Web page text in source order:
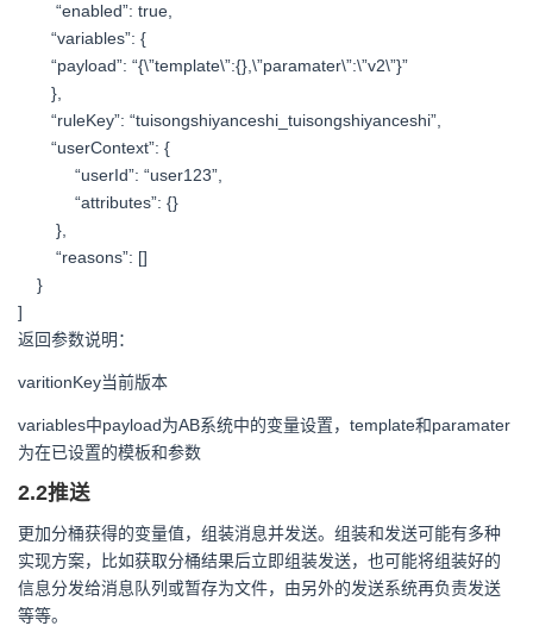
“enabled”: true,
“variables”: {
“payload”: “{\”template\”:{},\”paramater\”:\”v2\”}”
},
“ruleKey”: “tuisongshiyanceshi_tuisongshiyanceshi”,
“userContext”: {
“userId”: “user123”,
“attributes”: {}
},
“reasons”: []
}
]
返回参数说明：
varitionKey当前版本
variables中payload为AB系统中的变量设置，template和paramater
为在已设置的模板和参数
2.2推送
更加分桶获得的变量值，组装消息并发送。组装和发送可能有多种
实现方案，比如获取分桶结果后立即组装发送，也可能将组装好的
信息分发给消息队列或暂存为文件，由另外的发送系统再负责发送
等等。